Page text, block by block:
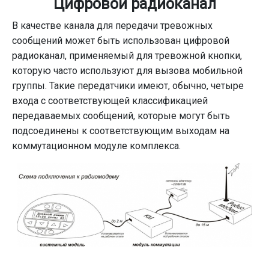
Цифровой радиоканал
В качестве канала для передачи тревожных
сообщений может быть использован цифровой
радиоканал, применяемый для тревожной кнопки,
которую часто используют для вызова мобильной
группы. Такие передатчики имеют, обычно, четыре
входа с соответствующей классификацией
передаваемых сообщений, которые могут быть
подсоединены к соответствующим выходам на
коммутационном модуле комплекса.